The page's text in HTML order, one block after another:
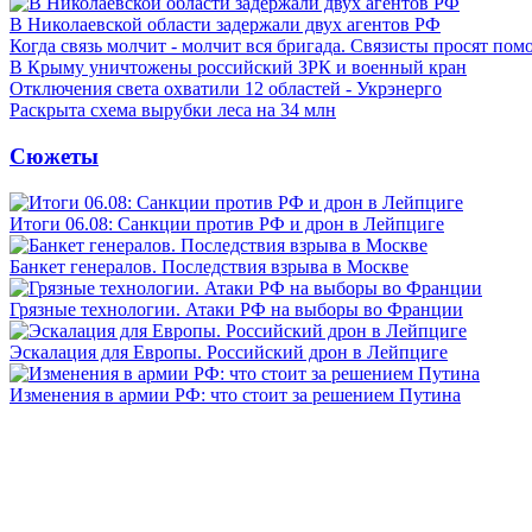
В Николаевской области задержали двух агентов РФ
Когда связь молчит - молчит вся бригада. Связисты просят
В Крыму уничтожены российский ЗРК и военный кран
Отключения света охватили 12 областей - Укрэнерго
Раскрыта схема вырубки леса на 34 млн
Сюжеты
Итоги 06.08: Санкции против РФ и дрон в Лейпциге
Банкет генералов. Последствия взрыва в Москве
Грязные технологии. Атаки РФ на выборы во Франции
Эскалация для Европы. Российский дрон в Лейпциге
Изменения в армии РФ: что стоит за решением Путина